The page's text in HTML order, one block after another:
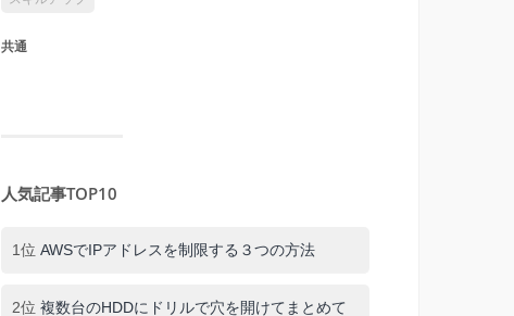
共通
人気記事TOP10
1位 AWSでIPアドレスを制限する３つの方法
2位 複数台のHDDにドリルで穴を開けてまとめて